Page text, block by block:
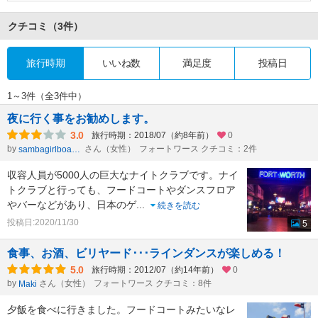
クチコミ （3件）
旅行時期 いいね数 満足度 投稿日
1～3件（全3件中）
夜に行く事をお勧めします。
3.0 旅行時期：2018/07（約8年前）
0
by
sambagirlboasorte さん（女性） フォートワース クチコミ：2件
収容人員が5000人の巨大なナイトクラブです。ナイ
トクラブと行っても、フードコートやダンスフロア
やバーなどがあり、日本のゲ...
続きを読む
投稿日:2020/11/30
5
食事、お酒、ビリヤード･･･ラインダンスが楽しめる！
5.0 旅行時期：2012/07（約14年前）
0
by Maki さん（女性） フォートワース クチコミ：8件
夕飯を食べに行きました。フードコートみたいなレ